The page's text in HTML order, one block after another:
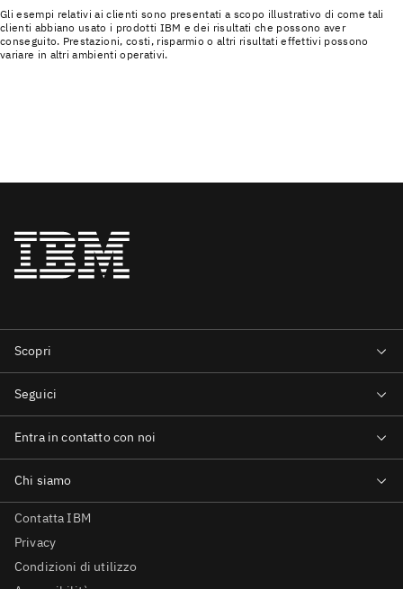
Gli esempi relativi ai clienti sono presentati a scopo illustrativo di come tali
clienti abbiano usato i prodotti IBM e dei risultati che possono aver
conseguito. Prestazioni, costi, risparmio o altri risultati effettivi possono
variare in altri ambienti operativi.
Contatta IBM
Privacy
Condizioni di utilizzo